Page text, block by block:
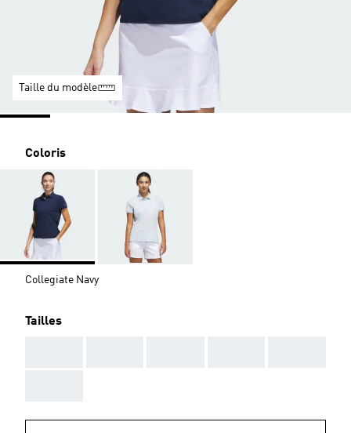
Taille du modèle
Coloris
Collegiate Navy
Tailles